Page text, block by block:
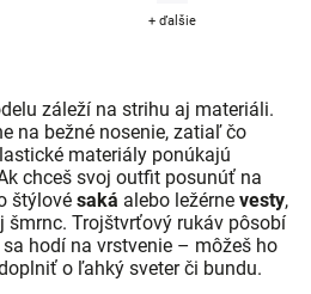
+ ďalšie
záleží na strihu aj materiáli.
na bežné nosenie, zatiaľ čo
materiály ponúkajú
chceš svoj outfit posunúť na
štýlové saká alebo ležérne vesty,
šmrnc. Trojštvrťový rukáv pôsobí
hodí na vrstvenie – môžeš ho
o ľahký sveter či bundu.